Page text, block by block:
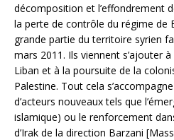
décomposition et l’effondrement
la perte de contrôle du régime de
grande partie du territoire syrien
mars 2011. Ils viennent s’ajouter
Liban et à la poursuite de la
Palestine. Tout cela
d’acteurs nouveaux tels que
islamique) ou le renforcement
d’Irak de la direction Barzani